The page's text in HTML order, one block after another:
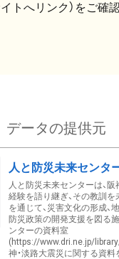
イトへリンク）をご確
データの提供元
人と防災未来セン
人と防災未来センターは、阪
経験を語り継ぎ、その教訓を
を通じて、災害文化の形成、
防災政策の開発支援を図る
ンターの資料室
(https://www.dri.ne.jp/
神・淡路大震災に関する資料